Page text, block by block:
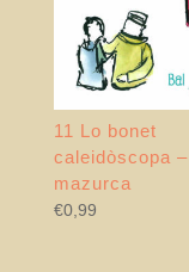
11 Lo bonet
caleidòscopa –
mazurca
€0,99